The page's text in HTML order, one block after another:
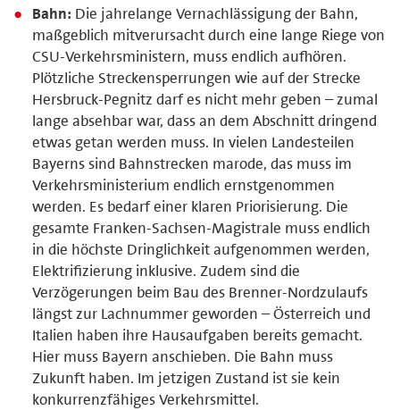
Bahn: Die jahrelange Vernachlässigung der Bahn,
maßgeblich mitverursacht durch eine lange Riege von
CSU-Verkehrsministern, muss endlich aufhören.
Plötzliche Streckensperrungen wie auf der Strecke
Hersbruck-Pegnitz darf es nicht mehr geben – zumal
lange absehbar war, dass an dem Abschnitt dringend
etwas getan werden muss. In vielen Landesteilen
Bayerns sind Bahnstrecken marode, das muss im
Verkehrsministerium endlich ernstgenommen
werden. Es bedarf einer klaren Priorisierung. Die
gesamte Franken-Sachsen-Magistrale muss endlich
in die höchste Dringlichkeit aufgenommen werden,
Elektrifizierung inklusive. Zudem sind die
Verzögerungen beim Bau des Brenner-Nordzulaufs
längst zur Lachnummer geworden – Österreich und
Italien haben ihre Hausaufgaben bereits gemacht.
Hier muss Bayern anschieben. Die Bahn muss
Zukunft haben. Im jetzigen Zustand ist sie kein
konkurrenzfähiges Verkehrsmittel.